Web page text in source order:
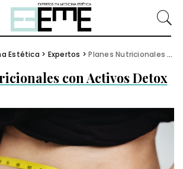
Estética > Expertos >Planes Nutricionales con Activos Detox
con Activos Detox